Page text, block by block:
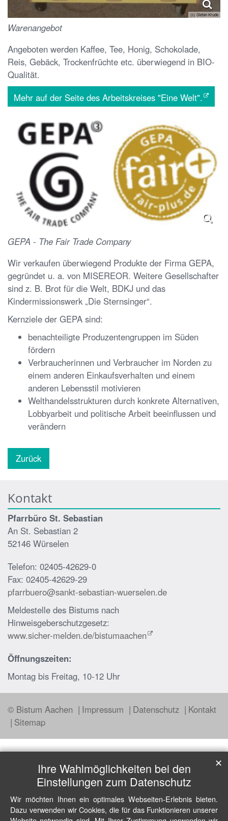
(c) Stefan Krude
Warenangebot
Angeboten werden Kaffee, Tee, Honig, Schokolade,
Reis, Gebäck, Trockenfrüchte etc. überwiegend in BIO-
Qualität.
Mehr auf der Seite des Arbeitskreises "Eine Welt".
GEPA - The Fair Trade Company
Wir verkaufen überwiegend Produkte der Firma GEPA,
gegründet u. a. von MISEREOR. Weitere Gesellschafter
sind z. B. Brot für die Welt, BDKJ und das
Kindermissionswerk „Die Sternsinger“.
Kernziele der GEPA sind:
benachteiligte Produzentengruppen im Süden
fördern
Verbraucherinnen und Verbraucher im Norden zu
einem anderen Einkaufsverhalten und einem
anderen Lebensstil motivieren
Welthandelsstrukturen durch konkrete Alternativen,
Lobbyarbeit und politische Arbeit beeinflussen und
verändern
Zurück
Kontakt
Pfarrbüro St. Sebastian
An St. Sebastian 2
52146 Würselen
Telefon: 02405-42629-0
Fax: 02405-42629-29
pfarrbuero@sankt-sebastian-wuerselen.de
Meldestelle des Bistums nach
Hinweisgeberschutzgesetz:
www.sicher-melden.de/bistumaachen
Öffnungszeiten:
Montag bis Freitag, 10-12 Uhr
© Bistum Aachen Impressum Datenschutz
Kontakt
Sitemap
Ihre Wahlmöglichkeiten bei den
Einstellungen zum Datenschutz
Wir möchten Ihnen ein optimales Webseiten-Erlebnis bieten.
Dazu verwenden wir Cookies, die für das Funktionieren unserer
✕